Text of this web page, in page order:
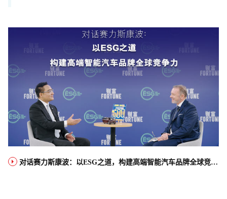
对话赛力斯康波：以ESG之道，构建高端智能汽车品牌全球竞争力